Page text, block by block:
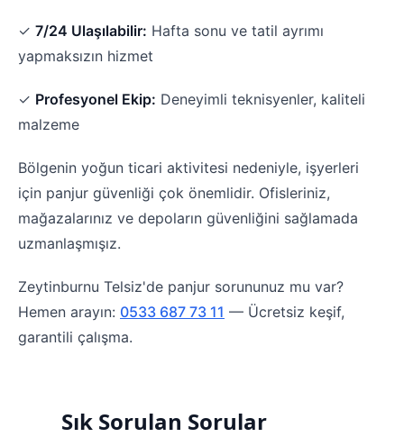
✓ 7/24 Ulaşılabilir: Hafta sonu ve tatil ayrımı
yapmaksızın hizmet
✓ Profesyonel Ekip: Deneyimli teknisyenler, kaliteli
malzeme
Bölgenin yoğun ticari aktivitesi nedeniyle, işyerleri
için panjur güvenliği çok önemlidir. Ofisleriniz,
mağazalarınız ve depoların güvenliğini sağlamada
uzmanlaşmışız.
Zeytinburnu Telsiz'de panjur sorununuz mu var?
Hemen arayın: 0533 687 73 11 — Ücretsiz keşif,
garantili çalışma.
Sık Sorulan Sorular